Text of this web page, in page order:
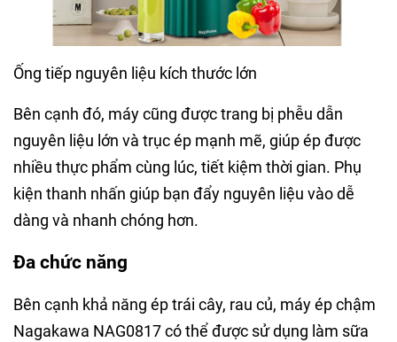
Ống tiếp nguyên liệu kích thước lớn
Bên cạnh đó, máy cũng được trang bị phễu dẫn
nguyên liệu lớn và trục ép mạnh mẽ, giúp ép được
nhiều thực phẩm cùng lúc, tiết kiệm thời gian. Phụ
kiện thanh nhấn giúp bạn đẩy nguyên liệu vào dễ
dàng và nhanh chóng hơn.
Đa chức năng
Bên cạnh khả năng ép trái cây, rau củ, máy ép chậm
Nagakawa NAG0817 có thể được sử dụng làm sữa